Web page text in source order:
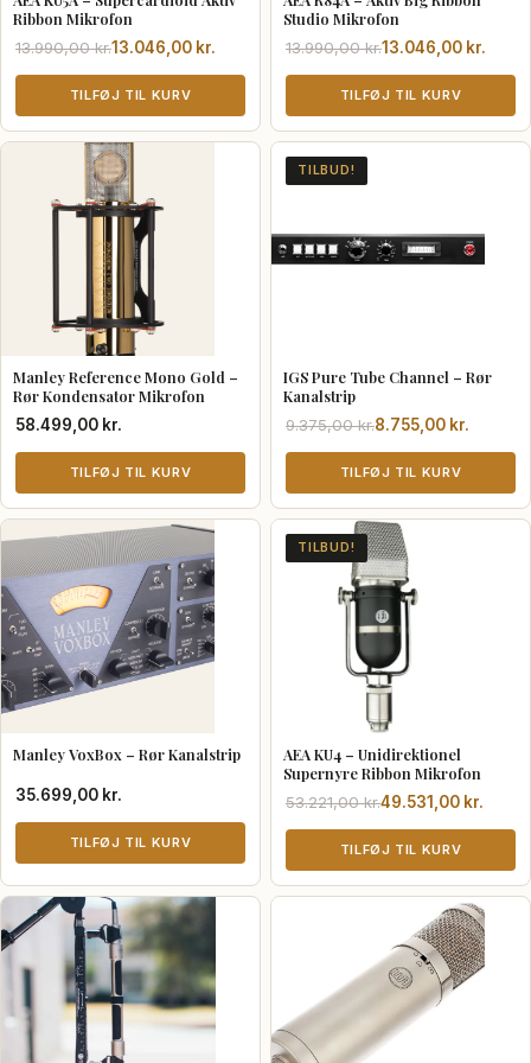
Ribbon Mikrofon
13.990,00kr.
Den
oprindelige
var:
13.990,00 kr..
13.046,00 kr.
Den
aktuelle
er:
13.046,00 kr..
TILFØJ TIL KURV
Studio Mikrofon
13.990,00kr.
Den
oprindelige
var:
13.990,00 kr..
13.046,00 kr.
Den
aktuelle
er:
13.046,00 kr..
TILFØJ TIL KURV
Manley Reference Mono Gold –
Rør Kondensator Mikrofon
58.499,00 kr.
TILFØJ TIL KURV
IGS Pure Tube Channel – Rør
Kanalstrip
TILBUD!
9.375,00kr.
Den
oprindelige
var:
9.375,00 kr..
8.755,00 kr.
Den
aktuelle
er:
8.755,00 kr..
TILFØJ TIL KURV
Manley VoxBox – Rør Kanalstrip
35.699,00 kr.
TILFØJ TIL KURV
AEA KU4 – Unidirektionel
Supernyre Ribbon Mikrofon
TILBUD!
53.221,00kr.
Den
oprindelige
var:
53.221,00 kr..
49.531,00 kr.
Den
aktuelle
er:
49.531,00 kr..
TILFØJ TIL KURV